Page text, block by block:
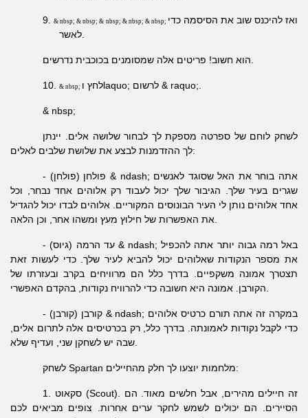
9.& nbsp; & nbsp; & nbsp; & nbsp; & nbsp; ואז להיכנס שוב את הסיסמה כדי
10.& nbsp; לחץ וlaquo; לרשום & raquo;.
& nbsp;
לשחק לוחם של ספרטה מספקת לך לבחור שלושה אלים. יינתן
לך ההזדמנות לבצע את שלושת שלבים לאלים:
-
& ndash; אתה בוחר את האל שסוגד לאנשים
שגרים בעיר שלך. הגיבור שלך יכול לעבוד רק אלוהים אחד נבחר, וכל
אחד אלוהים נותן לי העיר הבונוסים המקוריים. אלוהים לבדו יכול להגדיל
- עד הרמה (גיוס) & ndash; באל רמה גבוה יותר אתה להכפיל
את מספר הנקודות שאלוהים יכול להביא לעיר שלך. כדי לעשות זאת
תצטרך אמונה משקפיים. בדרך כלל הם מרוויחים בקרב ובעזרתו של
- קורבן (קורבן) & ndash; במקרה זה אתה תורם כרטיס אלוהים
כדי לקבל נקודות לאמונתה. בדרך כלל, רק בכרטיסים אלה לתרום אלים,
לשחק Spartan מלחמות יוצעו לך חלק מהחיילים:
1. סקאוט (Scout). זה חיילים מהירים, אבל חלשים מאוד. הם
הסיירים. הם יכולים לשמש לחקר ערים אחרות. צופים מביאים לכם